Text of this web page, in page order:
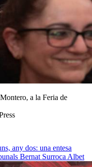
a la Feria de
any dos: una entesa
Bernat Surroca Albet